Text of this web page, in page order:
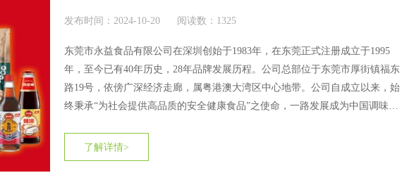
发布时间：2024-10-20 阅读数：1325
东莞市永益食品有限公司在深圳创始于1983年，在东莞正式注册成立于1995
年，至今已有40年历史，28年品牌发展历程。公司总部位于东莞市厚街镇福东
路19号，依傍广深经济走廊，属粤港澳大湾区中心地带。公司自成立以来，始
终秉承“为社会提供高品质的安全健康食品”之使命，一路发展成为中国调味品
技术企业”、“农业产业化国家重点龙头企业”等多项荣誉。
了解详情>